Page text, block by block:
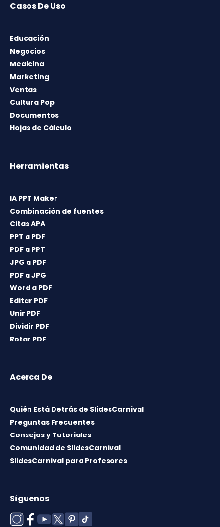
Casos De Uso
Educación
Negocios
Medicina
Marketing
Ventas
Cultura Pop
Documentos
Hojas de Cálculo
Herramientas
IA PPT Maker
Combinación de fuentes
Citas APA
PPT a PDF
PDF a PPT
JPG a PDF
PDF a JPG
Word a PDF
Editar PDF
Unir PDF
Dividir PDF
Rotar PDF
Acerca De
Quién Está Detrás de SlidesCarnival
Preguntas Frecuentes
Consejos y Tutoriales
Comunidad de SlidesCarnival
SlidesCarnival para Profesores
Síguenos